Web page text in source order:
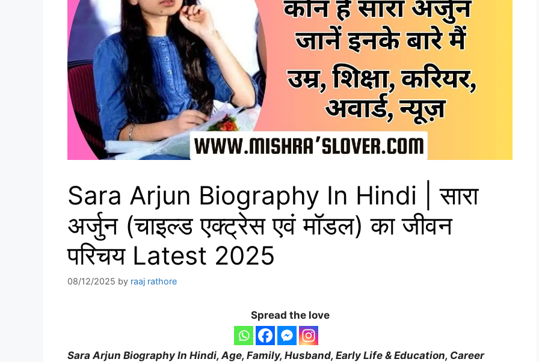
Sara Arjun Biography In Hindi | सारा
अर्जुन (चाइल्ड एक्ट्रेस एवं मॉडल) का जीवन
परिचय Latest 2025
08/12/2025 by raaj rathore
Spread the love
Sara Arjun BiographyIn Hindi, Age, Family, Husband, Early Life & Education, Career